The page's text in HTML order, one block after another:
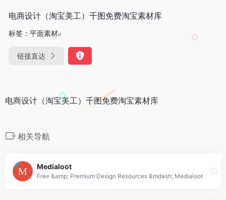
电商设计（淘宝美工）千图免费淘宝素材库
标签： 平面素材
链接直达
电商设计（淘宝美工）千图免费淘宝素材库
相关导航
Medialoot
Free &amp; Premium Design Resources &mdash; Medialoot